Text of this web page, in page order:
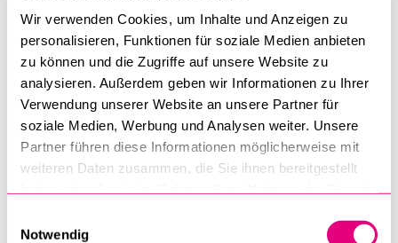
Wir verwenden Cookies, um Inhalte und Anzeigen zu
personalisieren, Funktionen für soziale Medien anbieten
zu können und die Zugriffe auf unsere Website zu
analysieren. Außerdem geben wir Informationen zu Ihrer
Verwendung unserer Website an unsere Partner für
soziale Medien, Werbung und Analysen weiter. Unsere
Partner führen diese Informationen möglicherweise mit
weiteren Daten zusammen, die Sie ihnen bereitgestellt
Notwendig
Soziale und pro-soziale Interaktionen
Wohlbefinden und psychische
Gesundheit
Mehr Informationen über Andrew Gloster